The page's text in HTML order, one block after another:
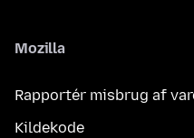
Mozilla
Rapportér misbrug af
Kildekode